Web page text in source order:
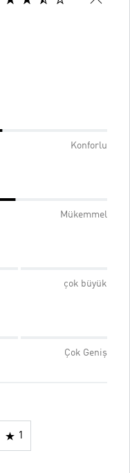
Konforlu
Mükemmel
çok büyük
Çok Geniş
1